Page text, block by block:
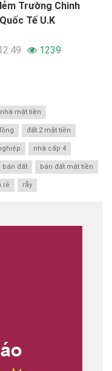
Trường Chinh
Tế U.K
1239
nhà mặt tiền
đất 2 mặt tiền
nhà cấp 4
bán đất bán đất mặt tiền
rẻ rẫy